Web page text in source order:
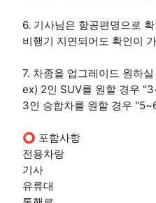
6. 기사님은 항공편명으로
비행기 지연되어도 확인이
7. 차종을 업그레이드 원하
ex) 2인 SUV를 원할 경우
3인 승합차를 원할 경우
⭕ 포함사항
전용차랑
기사
유류대